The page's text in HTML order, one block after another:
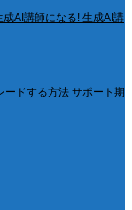
成AI講師になる! 生成AI講
ドする方法 サポート期